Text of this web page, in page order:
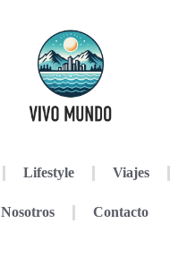
Lifestyle Viajes
Nosotros Contacto